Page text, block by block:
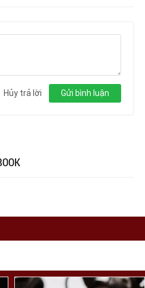
Gửi bình luận
Hủy trả lời